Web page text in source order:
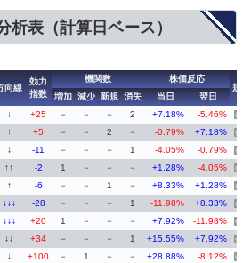
析表（計算日ベース）
向線
効力
指数
機関数
株価反応
規制
増加 減少 新規 消失 当日
翌日
↓ +25 － － － 2 +7.18% -5.46% 停止
↑ +5 － － 2 － -0.79% +7.18% 停止
↓ -11 － － － 1 -4.05% -0.79% 停止
↑↑ -2 1 － － － +1.28% -4.05% 停止
↑ -6 － － 1 － +8.33% +1.28% 停止
↓↓↓ -28 － － － 1 -11.98% +8.33% 停止
↓↓↓ +20 1 － － － +7.92% -11.98% 停止
↓↓ +34 － － － 1 +15.55% +7.92% 停止
↓ +100 － 1 － － +28.88% -8.12% 停止